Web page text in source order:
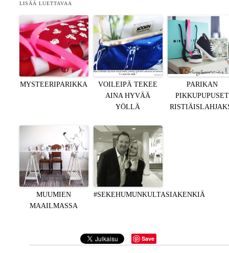
LISÄÄ LUETTAVAA
MYSTEERIPARIKKA
VOILEIPÄ TEKEE
AINA HYVÄÄ
YÖLLÄ
PARIKAN
PIKKUPUPUSET
MUUMIEN
MAAILMASSA
#SEKEHUMUNKULTASIAKENKIÄ
Save